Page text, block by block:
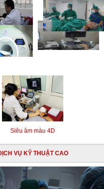
xuyên
Kỹ thuật chụp mạch máu
não bằng hệ thống chụp
Siêu âm màu 4D
VỤ KỸ THUẬT CAO